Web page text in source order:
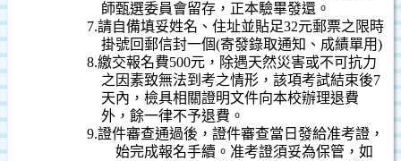
師甄選委員會留存，正本驗畢發還。
7.請自備填妥姓名、住址並貼足32元郵票之限時
掛號回郵信封一個(寄發錄取通知、成績單用)
8.繳交報名費500元， 除遇天然災害或不可抗力
之因素致無法到考之情形，該項考試結束後7
天內，檢具相關證明文件向本校辦理退費
外，餘一律不予退費。
9.證件審查通過後，證件審查當日發給准考證，
始完成報名手續。准考證須妥為保管，如